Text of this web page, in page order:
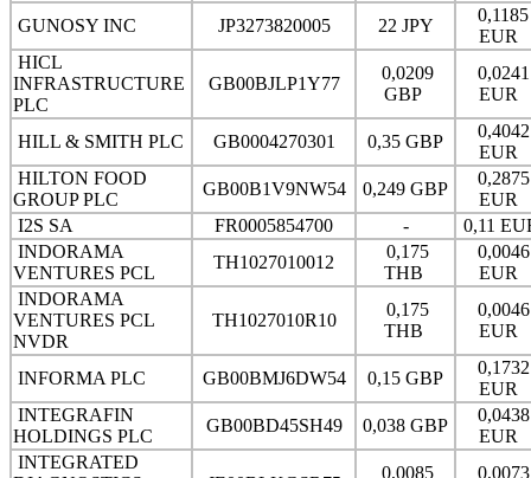
GUNOSY INC JP3273820005 22 JPY
0,1185
EUR
HICL
INFRASTRUCTURE
PLC
GB00BJLP1Y77
0,0209
GBP
0,0241
EUR
HILL & SMITH PLC GB0004270301 0,35 GBP
0,4042
EUR
HILTON FOOD
GROUP PLC
GB00B1V9NW54 0,249 GBP
0,2875
EUR
I2S SA
FR0005854700 -
0,11
INDORAMA
VENTURES PCL
TH1027010012
0,175
THB
0,0046
EUR
INDORAMA
VENTURES PCL
NVDR
TH1027010R10
0,175
THB
0,0046
EUR
INFORMA PLC GB00BMJ6DW54 0,15 GBP
0,1732
EUR
INTEGRAFIN
HOLDINGS PLC
GB00BD45SH49 0,038 GBP
0,0438
EUR
INTEGRATED
0,0085 0,0073